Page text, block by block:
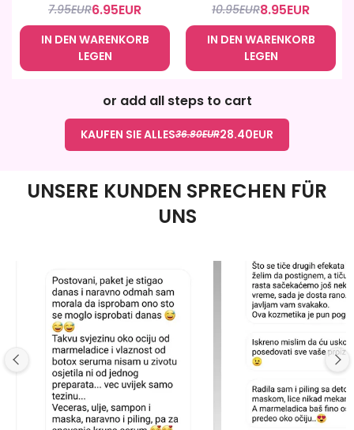
7.95EUR6.95EUR
IN DEN WARENKORB
LEGEN
10.95EUR8.95EUR
IN DEN WARENKORB
LEGEN
or add all steps to cart
KAUFEN SIE ALLES36.80EUR28.40EUR
UNSERE KUNDEN SPRECHEN FÜR
UNS